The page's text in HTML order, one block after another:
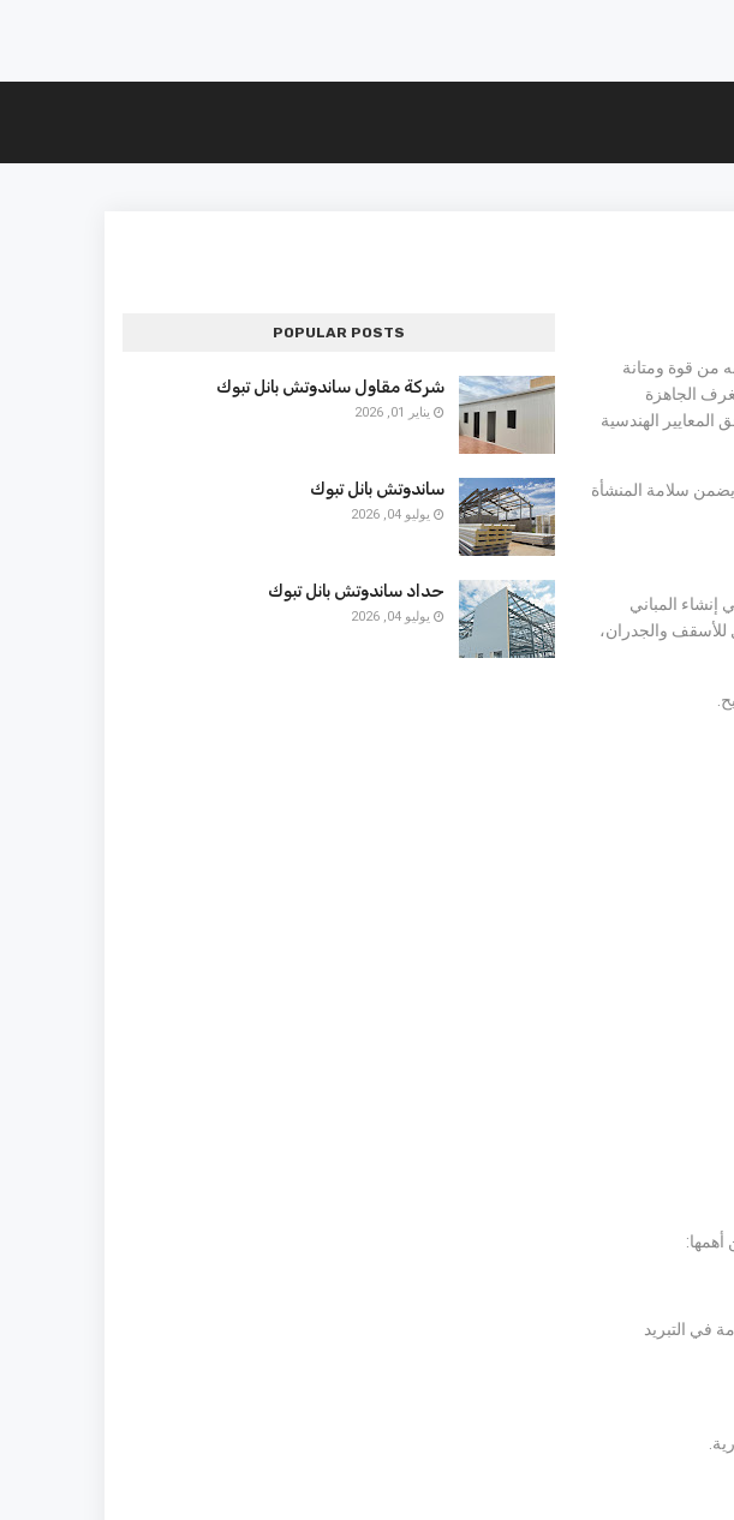
من قوة ومتانة
الجاهزة
الهندسية
يضمن سلامة المنشأة
إنشاء المباني
للأسقف والجدران،
أهمها:
في التبريد
POPULAR POSTS
شركة مقاول ساندوتش بانل تبوك
يناير 01, 2026
ساندوتش بانل تبوك
يوليو 04, 2026
حداد ساندوتش بانل تبوك
يوليو 04, 2026